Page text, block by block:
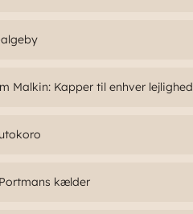
Malkin: Kapper til enhver lejlighed
kælder